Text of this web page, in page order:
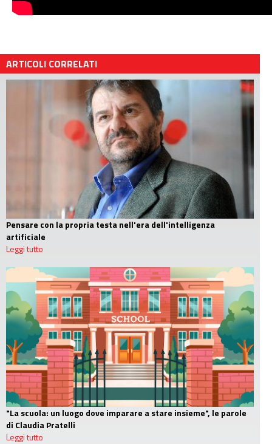
ARTICOLI CORRELATI
Pensare con la propria testa nell'era dell'intelligenza
artificiale
Leggi tutto
"La scuola: un luogo dove imparare a stare insieme", le parole
di Claudia Pratelli
Leggi tutto